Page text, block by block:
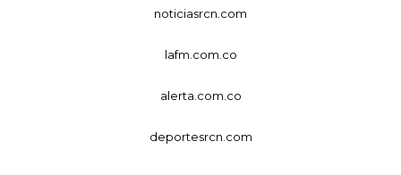
noticiasrcn.com
lafm.com.co
alerta.com.co
deportesrcn.com